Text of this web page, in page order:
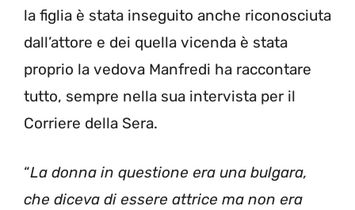
la figlia è stata inseguito anche riconosciuta
dall’attore e dei quella vicenda è stata
proprio la vedova Manfredi ha raccontare
tutto, sempre nella sua intervista per il
Corriere della Sera.
“La donna in questione era una bulgara,
che diceva di essere attrice ma non era